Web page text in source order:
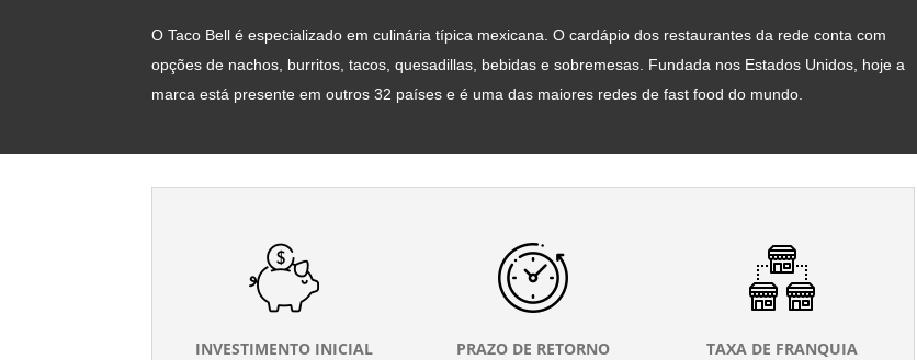
O Taco Bell é especializado em culinária típica mexicana. O cardápio dos restaurantes da rede conta com
opções de nachos, burritos, tacos, quesadillas, bebidas e sobremesas. Fundada nos Estados Unidos, hoje a
marca está presente em outros 32 países e é uma das maiores redes de fast food do mundo.
INVESTIMENTO INICIAL PRAZO DE RETORNO TAXA DE FRANQUIA